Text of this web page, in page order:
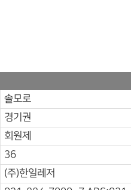
솔모로
경기권
회원제
36
(주)한일레저